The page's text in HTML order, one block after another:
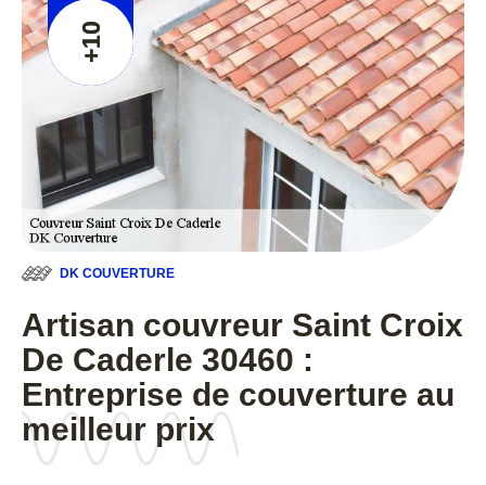
+10
DK COUVERTURE
Artisan couvreur Saint Croix
De Caderle 30460 :
Entreprise de couverture au
meilleur prix